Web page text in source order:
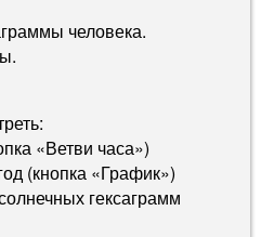
человека.
«Ветви часа»)
(кнопка «График»)
гексаграмм